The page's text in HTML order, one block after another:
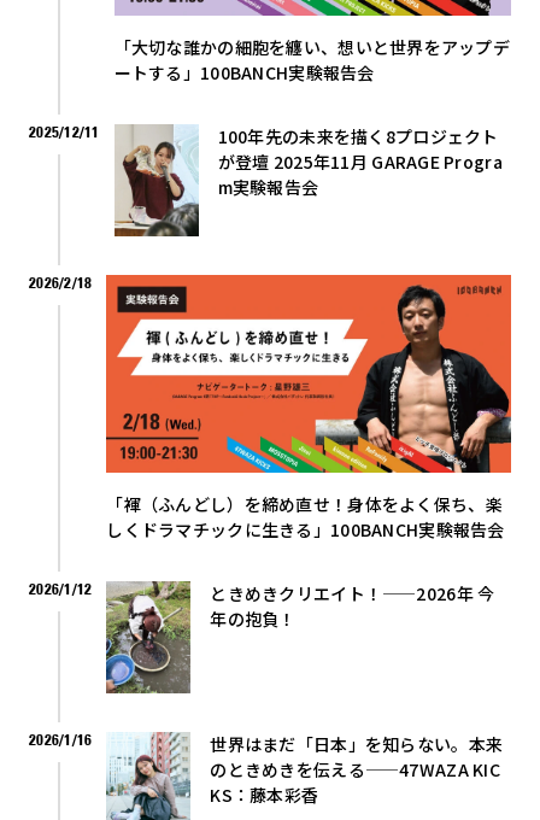
「大切な誰かの細胞を纏い、想いと世界をアップデ
ートする」100BANCH実験報告会
2025/12/11
100年先の未来を描く8プロジェクト
が登壇 2025年11月 GARAGE Progra
m実験報告会
2026/2/18
「褌（ふんどし）を締め直せ！身体をよく保ち、楽
しくドラマチックに生きる」100BANCH実験報告会
2026/1/12
ときめきクリエイト！——2026年 今
年の抱負！
2026/1/16
世界はまだ「日本」を知らない。本来
のときめきを伝える——47WAZA KIC
KS：藤本彩香